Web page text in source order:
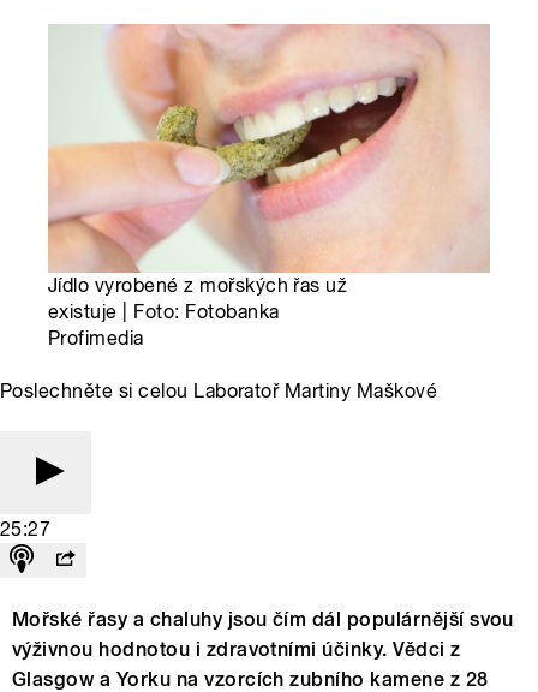
Jídlo vyrobené z mořských řas už
existuje | Foto: Fotobanka
Profimedia
Poslechněte si celou Laboratoř Martiny Maškové
25:27
Mořské řasy a chaluhy jsou čím dál populárnější svou
výživnou hodnotou i zdravotními účinky. Vědci z
Glasgow a Yorku na vzorcích zubního kamene z 28